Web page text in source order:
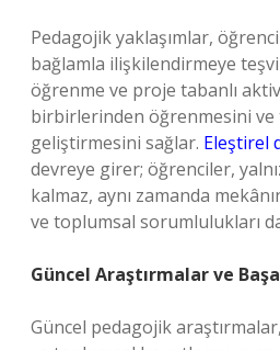
Pedagojik yaklaşımlar,
bağlamla ilişkilendirmeye
öğrenme ve proje tabanlı
birbirlerinden öğrenmesini
geliştirmesini sağlar. Eleştirel
devreye girer; öğrenciler,
kalmaz, aynı zamanda
ve toplumsal sorumlulukları
Güncel Araştırmalar ve
Güncel pedagojik